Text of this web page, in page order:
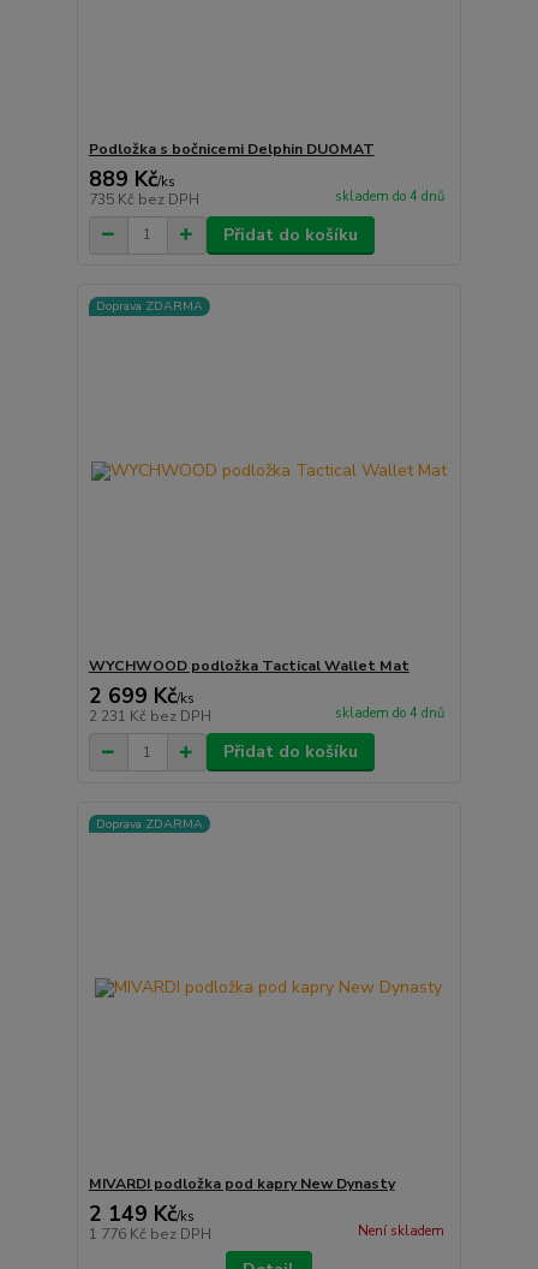
Podložka s bočnicemi Delphin DUOMAT
889 Kč/ks
735 Kč bez DPH skladem do 4 dnů
Přidat do košíku
Doprava ZDARMA
WYCHWOOD podložka Tactical Wallet Mat
2 699 Kč/ks
2 231 Kč bez DPH skladem do 4 dnů
Přidat do košíku
Doprava ZDARMA
MIVARDI podložka pod kapry New Dynasty
2 149 Kč/ks
1 776 Kč bez DPH Není skladem